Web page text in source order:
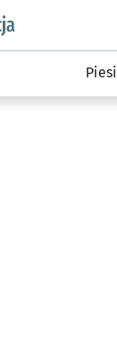
podserwis:
Piesi